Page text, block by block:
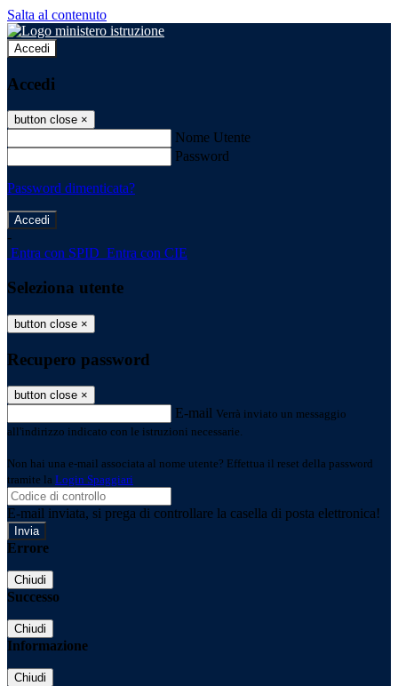
Salta al contenuto
Accedi
Accedi
button close ×
Nome Utente
Password
Password dimenticata?
-
Entra con SPID Entra con CIE
Seleziona utente
button close ×
Recupero password
button close ×
E-mail Verrà inviato un messaggio
all'indirizzo indicato con le istruzioni necessarie.
Non hai una e-mail associata al nome utente? Effettua il reset della password
tramite la Login Spaggiari
E-mail inviata, si prega di controllare la casella di posta elettronica!
Errore
Chiudi
Successo
Chiudi
Informazione
Chiudi